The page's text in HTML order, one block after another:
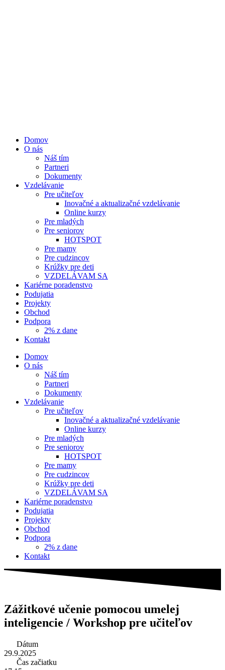
Domov
O nás
Náš tím
Partneri
Dokumenty
Vzdelávanie
Pre učiteľov
Inovačné a aktualizačné vzdelávanie
Online kurzy
Pre mladých
Pre seniorov
HOTSPOT
Pre mamy
Pre cudzincov
Krúžky pre deti
VZDELÁVAM SA
Kariérne poradenstvo
Podujatia
Projekty
Obchod
Podpora
2% z dane
Kontakt
Domov
O nás
Náš tím
Partneri
Dokumenty
Vzdelávanie
Pre učiteľov
Inovačné a aktualizačné vzdelávanie
Online kurzy
Pre mladých
Pre seniorov
HOTSPOT
Pre mamy
Pre cudzincov
Krúžky pre deti
VZDELÁVAM SA
Kariérne poradenstvo
Podujatia
Projekty
Obchod
Podpora
2% z dane
Kontakt
Zážitkové učenie pomocou umelej
inteligencie / Workshop pre učiteľov
Dátum
29.9.2025
Čas začiatku